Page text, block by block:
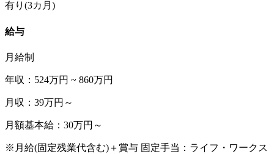
有り(3カ月)
給与
月給制
年収：524万円 ~ 860万円
月収：39万円～
月額基本給：30万円～
※月給(固定残業代含む)＋賞与 固定手当：ライフ・ワークス